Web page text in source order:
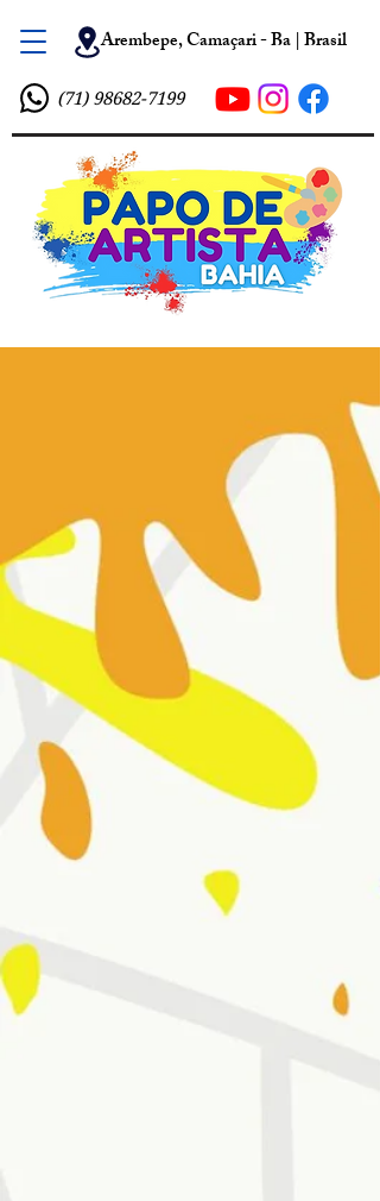
Arembepe, Camaçari - Ba | Brasil
(71) 98682-7199